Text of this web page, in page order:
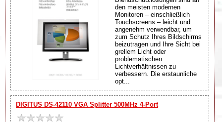
den meisten modernen
Monitoren – einschließlich
Touchscreens – leicht und
angenehm verwendbar, um
zum Schutz Ihres Bildschirms
beizutragen und Ihre Sicht bei
grellem Licht oder
problematischen
Lichtverhältnissen zu
verbessern. Die erstaunliche
opt...
DIGITUS DS-42110 VGA Splitter 500MHz 4-Port